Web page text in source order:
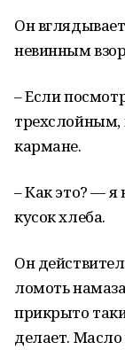
Он
невинным
– Если
трехслойным,
кармане.
– Как это? — я
кусок хлеба.
Он
ломоть
прикрыто
делает. Масло